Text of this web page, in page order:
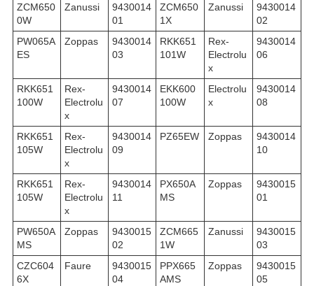
ZCM650
0W
Zanussi
9430014
01
ZCM650
1X
Zanussi
9430014
02
PW065A
ES
Zoppas
9430014
03
RKK651
101W
Rex-
Electrolu
x
9430014
06
RKK651
100W
Rex-
Electrolu
x
9430014
07
EKK600
100W
Electrolu
x
9430014
08
RKK651
105W
Rex-
Electrolu
x
9430014
09
PZ65EW Zoppas
9430014
10
RKK651
105W
Rex-
Electrolu
x
9430014
11
PX650A
MS
Zoppas
9430015
01
PW650A
MS
Zoppas
9430015
02
ZCM665
1W
Zanussi
9430015
03
CZC604
6X
Faure
9430015
04
PPX665
AMS
Zoppas
9430015
05